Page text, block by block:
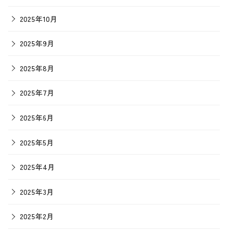
2025年10月
2025年9月
2025年8月
2025年7月
2025年6月
2025年5月
2025年4月
2025年3月
2025年2月